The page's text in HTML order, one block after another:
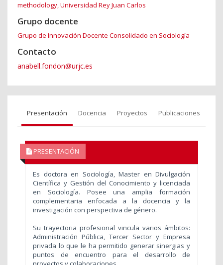
methodology, Universidad Rey Juan Carlos
Grupo docente
Grupo de Innovación Docente Consolidado en Sociología
Contacto
anabell.fondon@urjc.es
Presentación Docencia Proyectos Publicaciones
PRESENTACIÓN
Es doctora en Sociología, Master en Divulgación
Científica y Gestión del Conocimiento y licenciada
en Sociología. Posee una amplia formación
complementaria enfocada a la docencia y la
investigación con perspectiva de género.
Su trayectoria profesional vincula varios ámbitos:
Administración Pública, Tercer Sector y Empresa
privada lo que le ha permitido generar sinergias y
puntos de encuentro para el desarrollo de